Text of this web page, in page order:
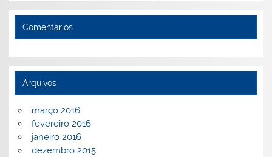
Comentários
Arquivos
março 2016
fevereiro 2016
janeiro 2016
dezembro 2015